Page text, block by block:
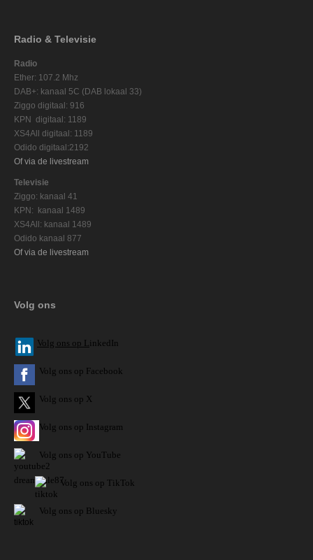
Radio & Televisie
Radio
Ether: 107.2 Mhz
DAB+: kanaal 5C (DAB lokaal 33)
Ziggo digitaal: 916
KPN digitaal: 1189
XS4All digitaal: 1189
Odido digitaal:2192
Of via de livestream
Televisie
Ziggo: kanaal 41
KPN: kanaal 1489
XS4All: kanaal 1489
Odido kanaal 877
Of via de livestream
Volg ons
Volg ons op L inkedIn
Volg ons op Facebook
Volg ons op X
Volg ons op Instagram
Volg ons op YouTube
Volg ons op TikTok
Volg ons op Bluesky